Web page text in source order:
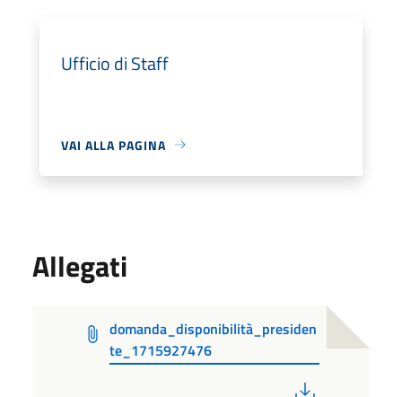
Ufficio di Staff
VAI ALLA PAGINA
Allegati
domanda_disponibilità_presiden
te_1715927476